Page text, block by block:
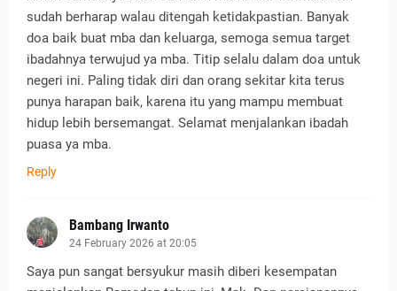
sudah berharap walau ditengah ketidakpastian. Banyak
doa baik buat mba dan keluarga, semoga semua target
ibadahnya terwujud ya mba. Titip selalu dalam doa untuk
negeri ini. Paling tidak diri dan orang sekitar kita terus
punya harapan baik, karena itu yang mampu membuat
hidup lebih bersemangat. Selamat menjalankan ibadah
puasa ya mba.
Reply
Bambang Irwanto
24 February 2026 at 20:05
Saya pun sangat bersyukur masih diberi kesempatan